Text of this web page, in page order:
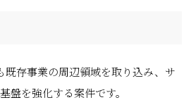
既存事業の周辺領域を取り込み、サ
盤を強化する案件です。